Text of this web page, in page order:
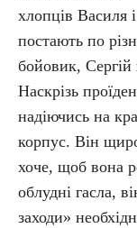
хлопців Василя
постають по
бойовик, Сергій
Наскрізь
надіючись на
корпус. Він
хоче, щоб вона
облудні гасла,
заходи»